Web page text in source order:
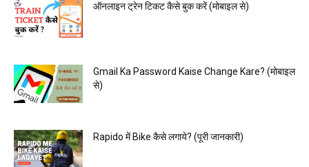
ऑनलाइन ट्रेन टिकट कैसे बुक करें (मोबाइल से)
Gmail Ka Password Kaise Change Kare? (मोबाइल
से)
Rapido में Bike कैसे लगाये? (पूरी जानकारी)